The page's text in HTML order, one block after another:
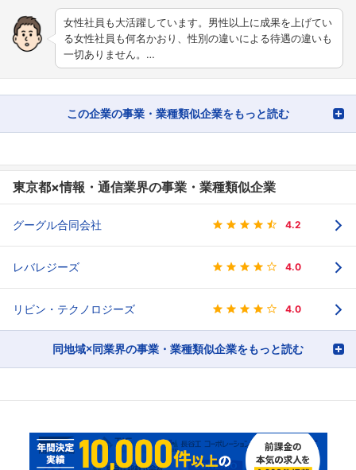
女性社員も大活躍しています。男性以上に成果を上げてい
る女性社員も何名かおり、性別の違いによる待遇の違いも
一切ありません。…
この企業の事業・業種類似企業をもっと読む
東京都×情報・通信業界の事業・業種類似企業
グーグル合同会社 4.2
レバレジーズ 4.0
リビン・テクノロジーズ 4.0
同地域×同業界の事業・業種類似企業をもっと読む